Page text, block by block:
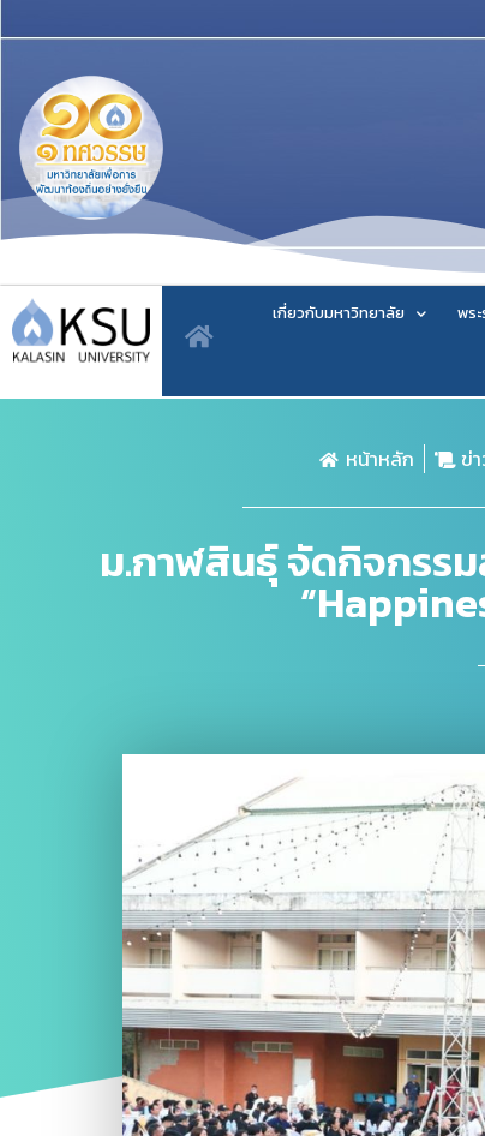
เกี่ยวกับมหาวิทยาลัย พร
หน้าหลัก ข่
ม.กาฬสินธุ์ จัดกิจกรรม